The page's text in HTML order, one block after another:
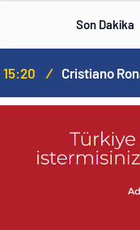
Son Dakika
15:20 /